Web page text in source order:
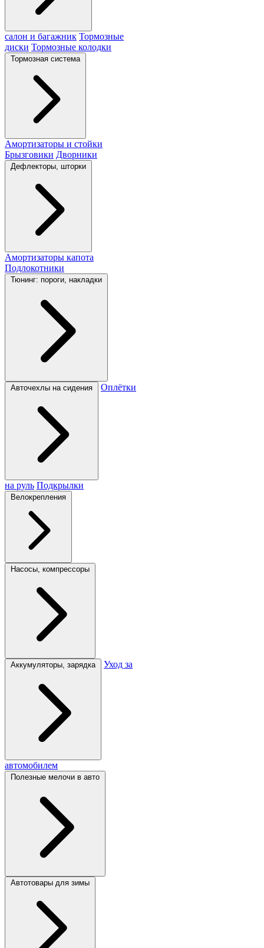
салон и багажник Тормозные
диски Тормозные колодки
Тормозная система
Амортизаторы и стойки
Брызговики Дворники
Дефлекторы, шторки
Амортизаторы капота
Подлокотники
Тюнинг: пороги, накладки
Авточехлы на сидения Оплётки
на руль Подкрылки
Велокрепления
Насосы, компрессоры
Аккумуляторы, зарядка Уход за
автомобилем
Полезные мелочи в авто
Автотовары для зимы